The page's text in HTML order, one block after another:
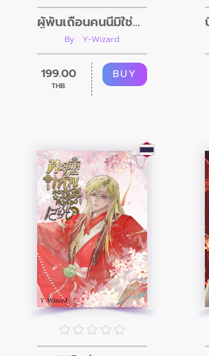
ผู้พันเถื่อนคนนี้มิใช่บิดาเจ้า
By : Y-Wizard
199.00
THB.
BUY